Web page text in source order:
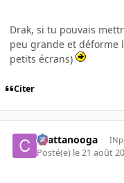
Drak, si tu pouvais
peu grande et déforme
petits écrans)
Citer
chattanooga
Posté(e) le 21 août